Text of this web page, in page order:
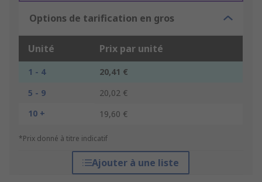
Options de tarification en gros
Unité Prix par unité
1 - 4
20,41 €
5 - 9
20,02 €
10 +
19,60 €
*Prix donné à titre indicatif
Ajouter à une liste